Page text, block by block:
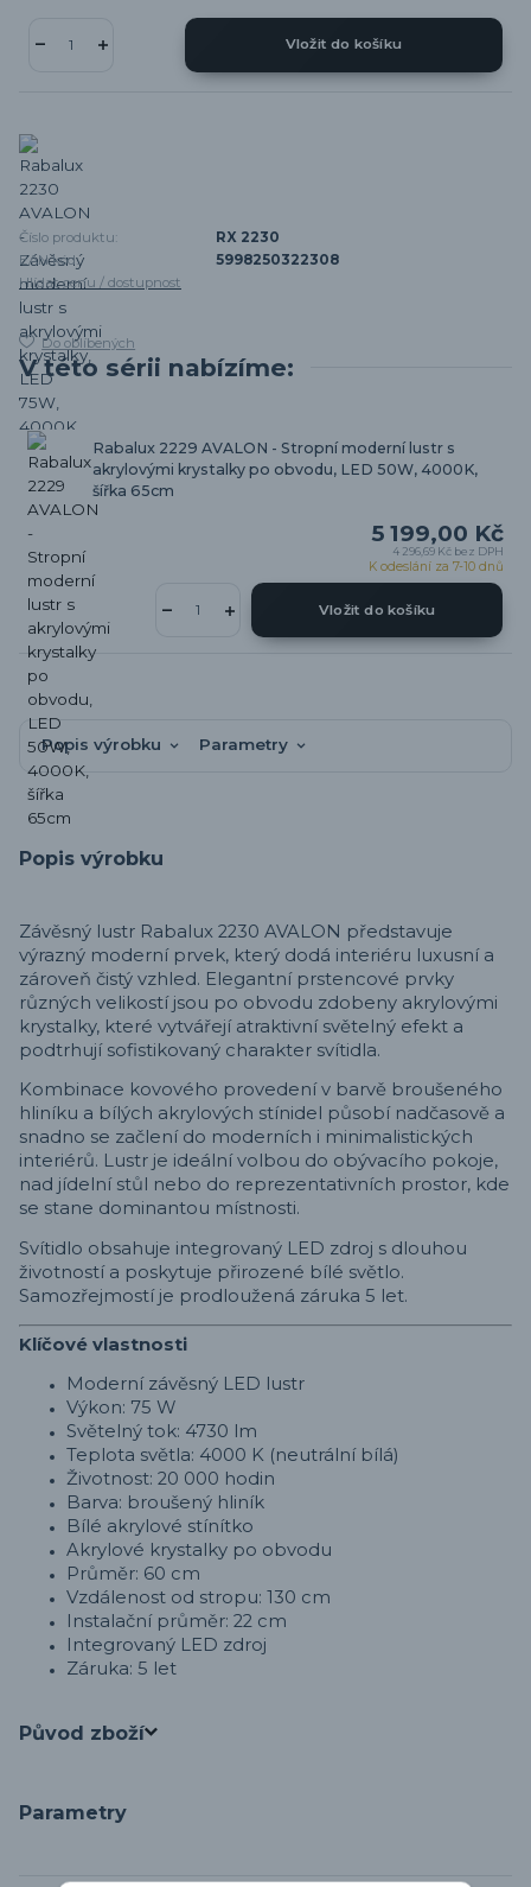
Vložit do košíku
Číslo produktu:
RX 2230
EAN kód:
5998250322308
Hlídat cenu / dostupnost
Do oblíbených
V této sérii nabízíme:
Rabalux 2229 AVALON - Stropní moderní lustr s
akrylovými krystalky po obvodu, LED 50W, 4000K,
šířka 65cm
5 199,00 Kč
4 296,69 Kč bez DPH
K odeslání za 7-10 dnů
Vložit do košíku
Popis výrobku Parametry
Popis výrobku
Závěsný lustr Rabalux 2230 AVALON představuje
výrazný moderní prvek, který dodá interiéru luxusní a
zároveň čistý vzhled. Elegantní prstencové prvky
různých velikostí jsou po obvodu zdobeny akrylovými
krystalky, které vytvářejí atraktivní světelný efekt a
podtrhují sofistikovaný charakter svítidla.
Kombinace kovového provedení v barvě broušeného
hliníku a bílých akrylových stínidel působí nadčasově a
snadno se začlení do moderních i minimalistických
interiérů. Lustr je ideální volbou do obývacího pokoje,
nad jídelní stůl nebo do reprezentativních prostor, kde
se stane dominantou místnosti.
Svítidlo obsahuje integrovaný LED zdroj s dlouhou
životností a poskytuje přirozené bílé světlo.
Samozřejmostí je prodloužená záruka 5 let.
Klíčové vlastnosti
Moderní závěsný LED lustr
Výkon: 75 W
Světelný tok: 4730 lm
Teplota světla: 4000 K (neutrální bílá)
Životnost: 20 000 hodin
Barva: broušený hliník
Bílé akrylové stínítko
Akrylové krystalky po obvodu
Průměr: 60 cm
Vzdálenost od stropu: 130 cm
Instalační průměr: 22 cm
Integrovaný LED zdroj
Záruka: 5 let
Původ zboží
Parametry